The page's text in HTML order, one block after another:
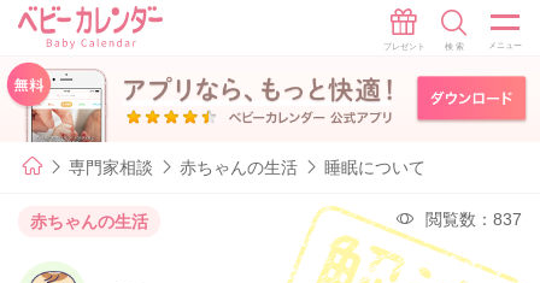
専門家相談 赤ちゃんの生活 睡眠について
赤ちゃんの生活 閲覧数：837